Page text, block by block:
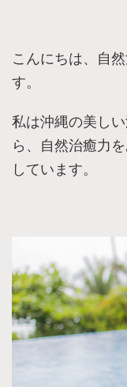
こんにちは、自
す。
私は沖縄の美し
ら、自然治癒力
しています。